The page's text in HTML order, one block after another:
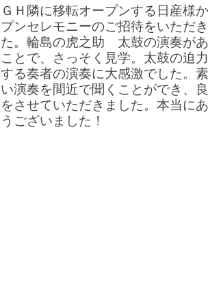
ＧＨ隣に移転オープンする日産様
プンセレモニーのご招待をいただ
た。輪島の虎之助 太鼓の演奏が
ことで、さっそく見学。太鼓の迫
する奏者の演奏に大感激でした。
い演奏を間近で聞くことができ、
をさせていただきました。本当に
うございました！